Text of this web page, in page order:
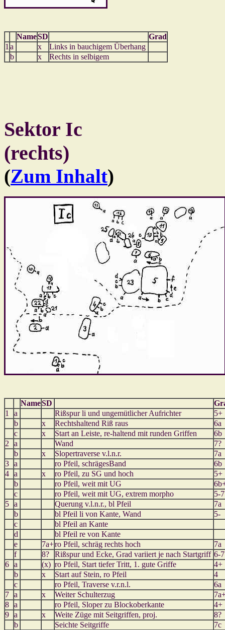
NameSD
Grad
1 a x
Links in bauchigem Überhang
b
x Rechts in selbigem
Sektor Ic
(rechts)
(Zum Inhalt)
NameSD
1
a Rißspur li und ungemütlicher Aufrichter
5+
b
x Rechtshaltend Riß raus
6a
c
x Start an Leiste, re-haltend mit runden Griffen
6b
2
a Wand
7?
b
x Slopertraverse v.l.n.r.
7a
3 a ro Pfeil, schrägesBand
6b
4 a x ro Pfeil, zu SG und hoch
5+
b
ro Pfeil, weit mit UG
c
ro Pfeil, weit mit UG, extrem morpho
5-
5 a Querung v.l.n.r., bl Pfeil
7a
b
bl Pfeil li von Kante, Wand
5-
c
bl Pfeil an Kante
d
bl Pfeil re von Kante
e
7a+ro Pfeil, schräg rechts hoch
7a
f
8? Rißspur und Ecke, Grad variiert je nach Startgriff 6-
6 a (x) ro Pfeil, Start tiefer Tritt, 1. gute Griffe
4+
b
x Start auf Stein, ro Pfeil
4
c
ro Pfeil, Traverse v.r.n.l.
6a
7 a x Weiter Schulterzug
8 a ro Pfeil, Sloper zu Blockoberkante
4+
9 a x Weite Züge mit Seitgriffen, proj.
8?
b
Seichte Seitgriffe
7c